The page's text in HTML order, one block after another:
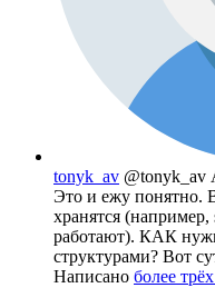
tonyk_av @tonyk_av
Это и ежу понятно.
хранятся (например,
работают). КАК
структурами? Вот
Написано более